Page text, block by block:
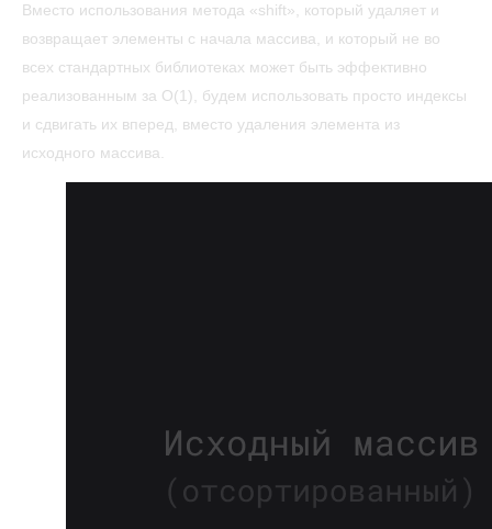
Вместо использования метода «shift», который удаляет и
возвращает элементы с начала массива, и который не во
всех стандартных библиотеках может быть эффективно
реализованным за O(1), будем использовать просто индексы
и сдвигать их вперед, вместо удаления элемента из
исходного массива.